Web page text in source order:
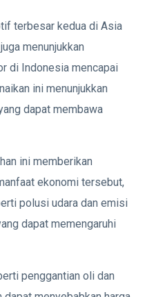
terbesar kedua di Asia
menunjukkan
di Indonesia mencapai
ini menunjukkan
dapat membawa
ini memberikan
ekonomi tersebut,
polusi udara dan emisi
dapat memengaruhi
penggantian oli dan